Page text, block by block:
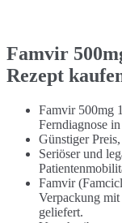
Famvir
Rezept
Famvir 500mg
Ferndiagnose
Günstiger
Seriöser und
Famvir
Verpackung
geliefert.